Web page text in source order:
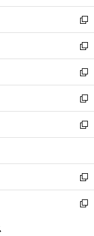
開
く
ウ
で
開
く
ン
ド
ウ
で
開
く
ウ
ィ
ン
ド
ウ
で
開
く
新
し
い
ウ
ィ
ン
ド
ウ
で
開
新
し
い
ウ
ィ
ン
ド
ウ
開
く
新
し
い
ウ
ィ
ン
ウ
で
開
く
新
し
い
ウ
ン
ド
ウ
で
新
し
ウ
ィ
ン
ド
新
し
い
新